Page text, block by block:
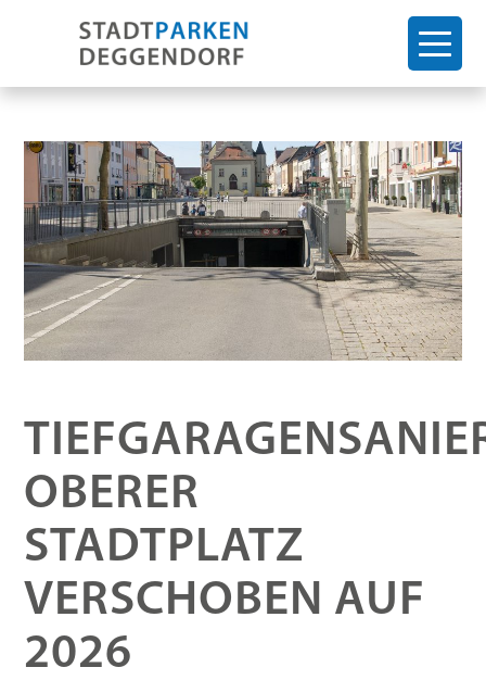
OBERER
STADTPLATZ
VERSCHOBEN AUF
2026